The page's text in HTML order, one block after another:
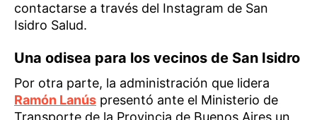
contactarse a través del Instagram de San
Isidro Salud.
Una odisea para los vecinos de San Isidro
Por otra parte, la administración que lidera
Ramón Lanús presentó ante el Ministerio de
Transporte de la Provincia de Buenos Aires un